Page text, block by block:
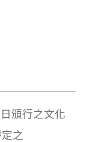
頒行之文化
之